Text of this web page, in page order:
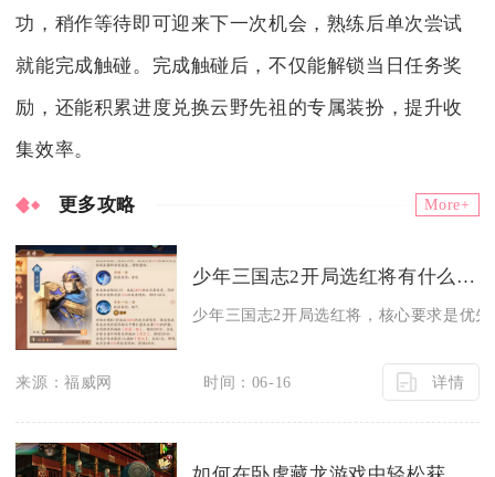
功，稍作等待即可迎来下一次机会，熟练后单次尝试
就能完成触碰。完成触碰后，不仅能解锁当日任务奖
励，还能积累进度兑换云野先祖的专属装扮，提升收
集效率。
更多攻略 More+
少年三国志2开局选红将有什么要求
少年三国志2开局选红将，核心要求是优
来源：福威网 时间：06-16 详情